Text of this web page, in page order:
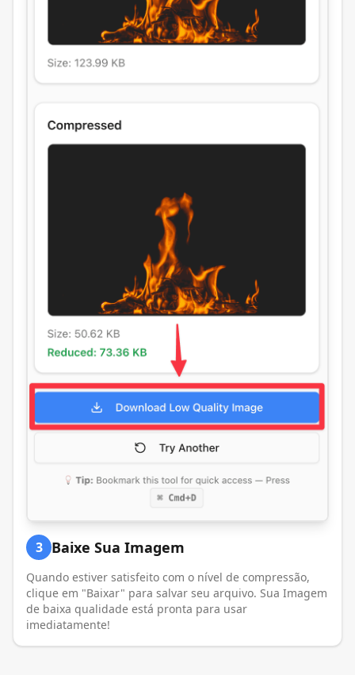
3 Baixe Sua Imagem
Quando estiver satisfeito com o nível de compressão,
clique em "Baixar" para salvar seu arquivo. Sua Imagem
de baixa qualidade está pronta para usar
imediatamente!